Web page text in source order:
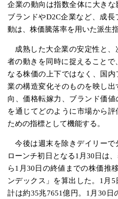
企業の動向は指数全体に大き
ブランドやD2C企業など、成
動は、株価騰落率を用いた派生
成熟した大企業の安定性と
者の動きを同時に捉えること
なる株価の上下ではなく、国
業の構造変化そのものを映し
向、価格転嫁力、ブランド価
を通じてどのように市場から
ための指標として機能する。
今後は週末を除きデイリーで
ローンチ初日となる1月30日は
ら1月30日の終値までの株価推
ンデックス」を算出した。1月
計は約35兆7651億円。1月30日